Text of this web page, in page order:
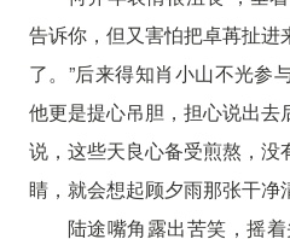
告诉你，但又害怕把卓苒扯进
了。”后来得知肖小山不光参
他更是提心吊胆，担心说出
说，这些天良心备受煎熬，没
睛，就会想起顾夕雨那张干净
陆途嘴角露出苦笑，摇